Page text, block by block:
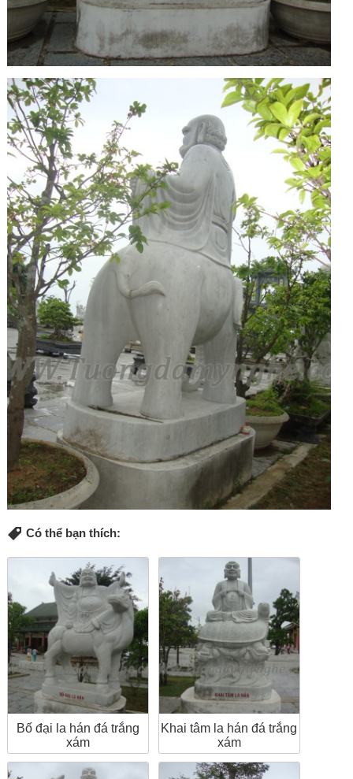
Có thể bạn thích:
Bố đại la hán đá trắng
xám
Khai tâm la hán đá trắng
xám